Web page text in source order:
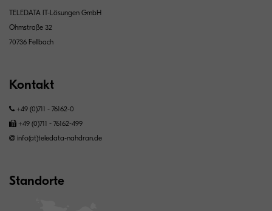
TELEDATA IT-Lösungen GmbH
Ohmstraße 32
70736 Fellbach
Kontakt
+49 (0)711 - 76162-0
+49 (0)711 - 76162-499
info(at)teledata-nahdran.de
Standorte